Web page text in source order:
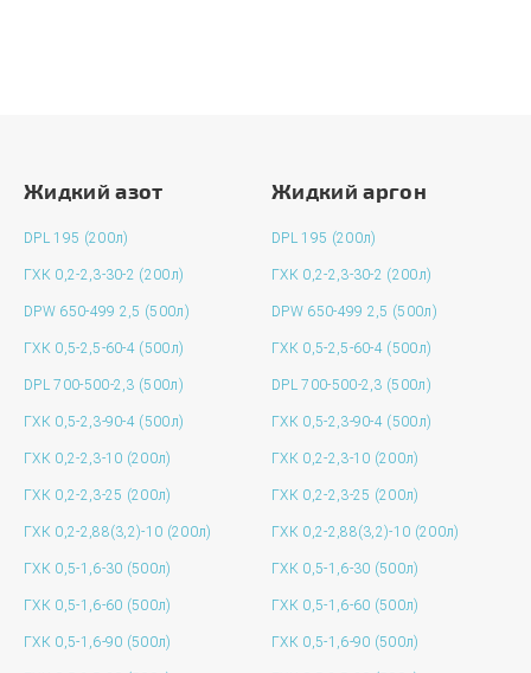
Жидкий азот
DPL 195 (200л)
ГХК 0,2-2,3-30-2 (200л)
DPW 650-499 2,5 (500л)
ГХК 0,5-2,5-60-4 (500л)
DPL 700-500-2,3 (500л)
ГХК 0,5-2,3-90-4 (500л)
ГХК 0,2-2,3-10 (200л)
ГХК 0,2-2,3-25 (200л)
ГХК 0,2-2,88(3,2)-10 (200л)
ГХК 0,5-1,6-30 (500л)
ГХК 0,5-1,6-60 (500л)
ГХК 0,5-1,6-90 (500л)
Жидкий аргон
DPL 195 (200л)
ГХК 0,2-2,3-30-2 (200л)
DPW 650-499 2,5 (500л)
ГХК 0,5-2,5-60-4 (500л)
DPL 700-500-2,3 (500л)
ГХК 0,5-2,3-90-4 (500л)
ГХК 0,2-2,3-10 (200л)
ГХК 0,2-2,3-25 (200л)
ГХК 0,2-2,88(3,2)-10 (200л)
ГХК 0,5-1,6-30 (500л)
ГХК 0,5-1,6-60 (500л)
ГХК 0,5-1,6-90 (500л)